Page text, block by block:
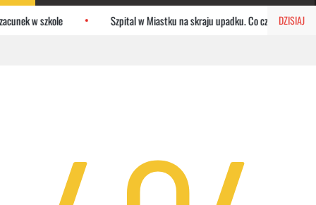
DZISIAJ
w szkole Szpital w Miastku na skraju upadku. Co czeka